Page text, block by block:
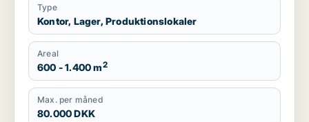
Type
Kontor, Lager, Produktionslokaler
Areal
600 - 1.400 m2
Max. per måned
80.000 DKK